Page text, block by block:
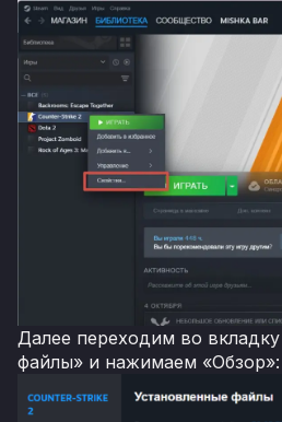
Далее переходим во
файлы» и нажимаем «Обзор»: